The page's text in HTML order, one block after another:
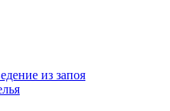
из запоя